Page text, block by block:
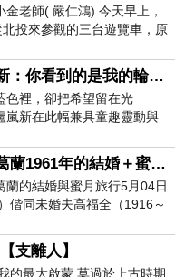
金老師( 嚴仁鴻) 今天早上，
投來參觀的三台遊覽車，原
安靜下來，卻發
當代藝術家盧嵐新：你看到的是我的輪廓，還是你的故事？——藏在藍色裡的希望與光
色裡，卻把希望留在光
嵐新在此幅兼具童趣靈動與
湛藍的羽翼般色塊包覆著
AI「曼波女郎」葛蘭1961年的結婚＋蜜月旅行 #戀上老電影 #葛蘭 #粟子
蘭的結婚與蜜月旅行5月04日
偕同未婚夫高福全（1916～
月15日於英國倫敦St.S
支離人】
的最大啟蒙 莫過於上古時期